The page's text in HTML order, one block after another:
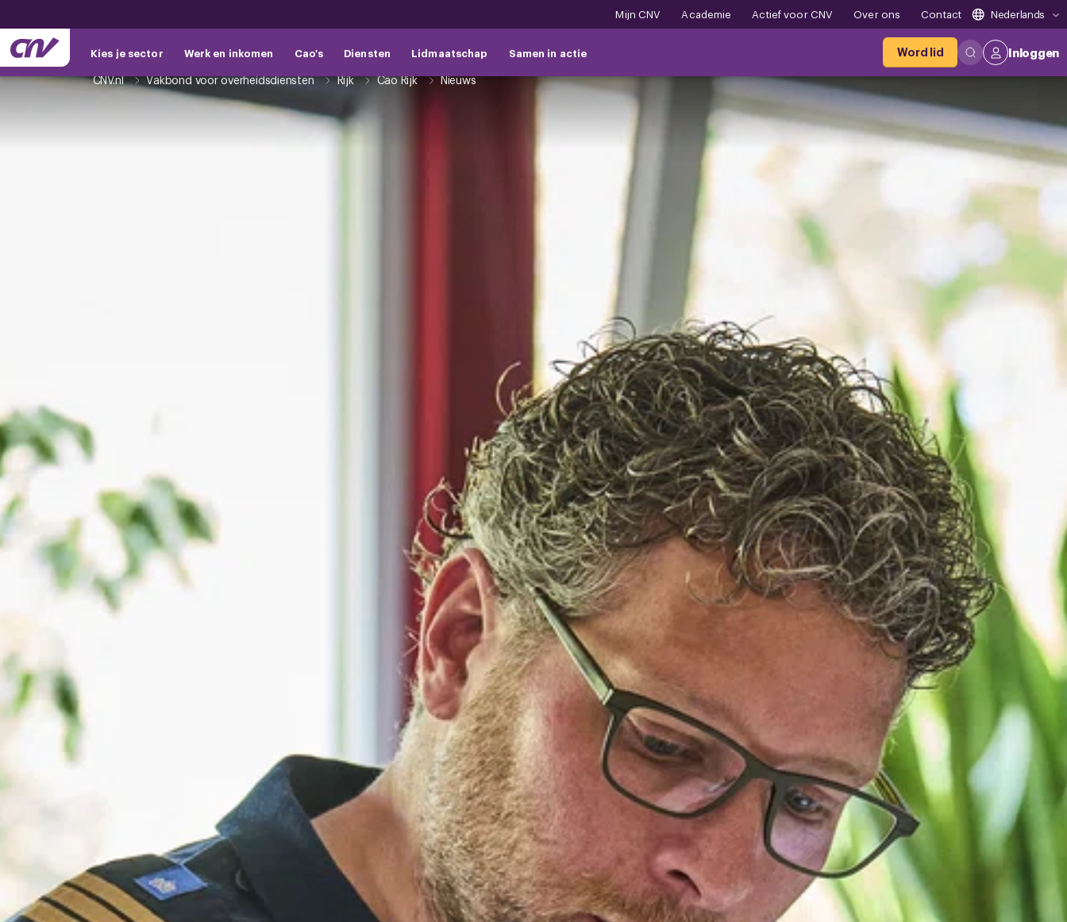
Mijn CNV Academie Actief voor CNV Over ons Contact Nederlands
Kies je sector Werk en inkomen Cao's Diensten Lidmaatschap Samen in actie Word lid
Inloggen
CNV.nl
Vakbond voor overheidsdiensten Rijk Cao Rijk Nieuws